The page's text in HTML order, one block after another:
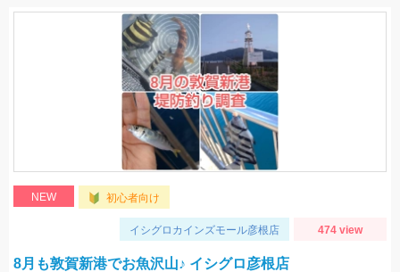
NEW 初心者向け
イシグロカインズモール彦根店 474 view
8月も敦賀新港でお魚沢山♪ イシグロ彦根店